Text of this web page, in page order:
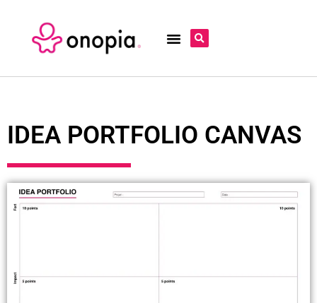
IDEA PORTFOLIO CANVAS